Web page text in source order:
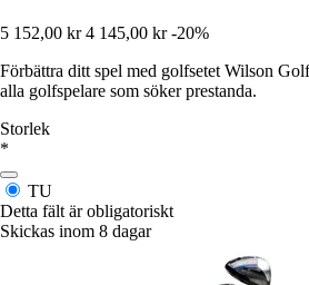
5 152,00 kr 4 145,00 kr -20%
Förbättra ditt spel med golfsetet Wilson
alla golfspelare som söker prestanda.
Storlek
*
TU
Detta fält är obligatoriskt
Skickas inom 8 dagar